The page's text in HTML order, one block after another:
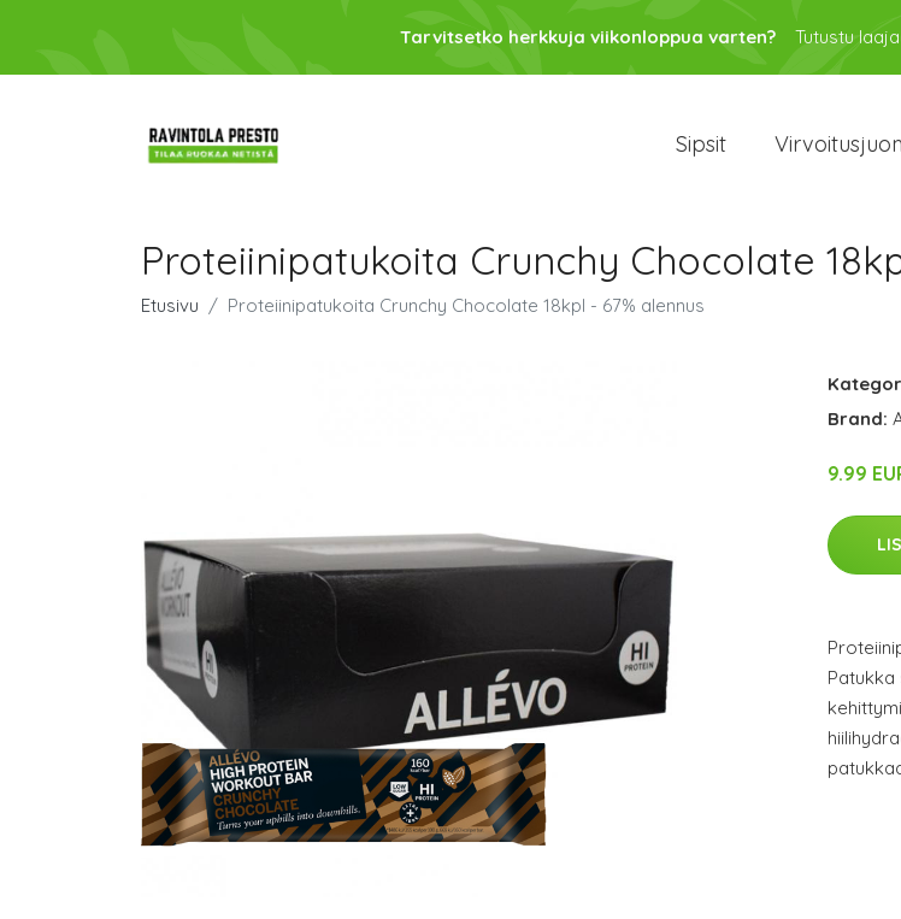
Tarvitsetko herkkuja viikonloppua varten? Tutustu
Sipsit
Proteiinipatukoita Crunchy Chocolate
Etusivu Proteiinipatukoita Crunchy Chocolate 18kpl - 67% alennus
Brand:
9.99